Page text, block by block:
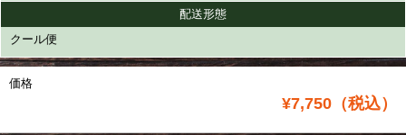
配送形態
クール便
価格
¥7,750（税込）